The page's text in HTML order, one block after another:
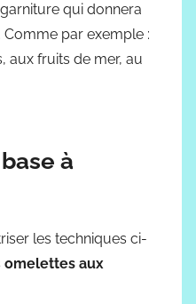
garniture qui donnera
Comme par exemple :
aux fruits de mer, au
à
les techniques ci-
omelettes aux